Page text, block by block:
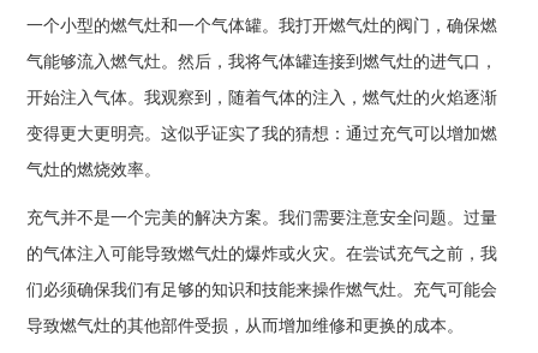
一个小型的燃气灶和一个气体罐。我打开燃气灶的阀门，确保燃
气能够流入燃气灶。然后，我将气体罐连接到燃气灶的进气口，
开始注入气体。我观察到，随着气体的注入，燃气灶的火焰逐渐
变得更大更明亮。这似乎证实了我的猜想：通过充气可以增加燃
气灶的燃烧效率。
充气并不是一个完美的解决方案。我们需要注意安全问题。过量
的气体注入可能导致燃气灶的爆炸或火灾。在尝试充气之前，我
们必须确保我们有足够的知识和技能来操作燃气灶。充气可能会
导致燃气灶的其他部件受损，从而增加维修和更换的成本。